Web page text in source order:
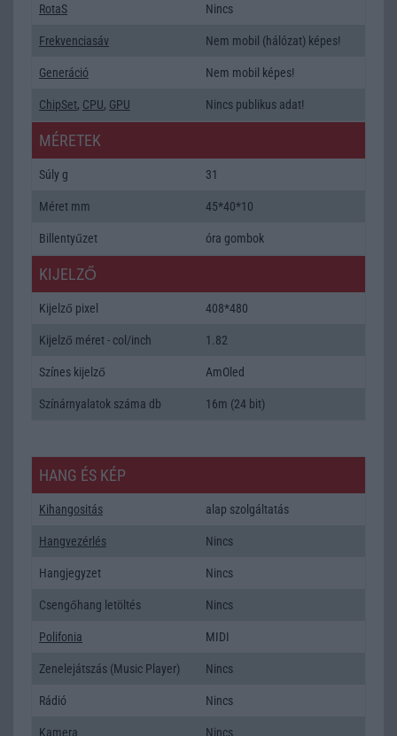
RotaS Nincs
Frekvenciasáv Nem mobil (hálózat) képes!
Generáció Nem mobil képes!
ChipSet, CPU, GPU Nincs publikus adat!
MÉRETEK
Súly g 31
Méret mm 45*40*10
Billentyűzet óra gombok
KIJELZŐ
Kijelző pixel 408*480
Kijelző méret - col/inch 1.82
Színes kijelző AmOled
Színárnyalatok száma db 16m (24 bit)
HANG ÉS KÉP
Kihangositás alap szolgáltatás
Hangvezérlés Nincs
Hangjegyzet Nincs
Csengőhang letöltés Nincs
Polifonia MIDI
Zenelejátszás (Music Player) Nincs
Rádió Nincs
Kamera Nincs